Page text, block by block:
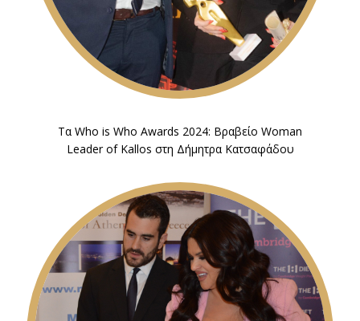
Τα Who is Who Awards 2024: Βραβείο Woman
Leader of Kallos στη Δήμητρα Κατσαφάδου